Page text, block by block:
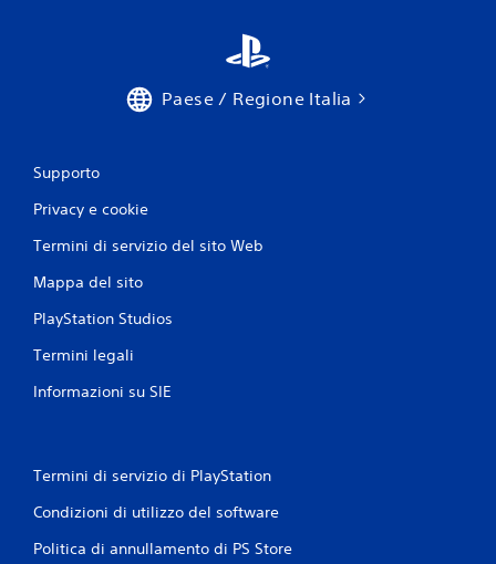
Paese / Regione Italia
Supporto
Privacy e cookie
Termini di servizio del sito Web
Mappa del sito
PlayStation Studios
Termini legali
Informazioni su SIE
Termini di servizio di PlayStation
Condizioni di utilizzo del software
Politica di annullamento di PS Store